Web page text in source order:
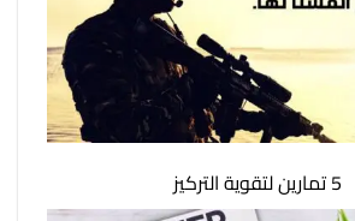
5 تمارين لتقوية التركيز